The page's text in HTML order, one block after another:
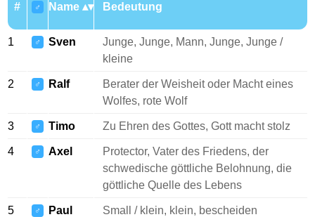
# ♂ Name Bedeutung
1 ♂ Sven
Junge, Junge, Mann, Junge, Junge /
kleine
2 ♂ Ralf
Berater der Weisheit oder Macht eines
Wolfes, rote Wolf
3 ♂ Timo Zu Ehren des Gottes, Gott macht stolz
4 ♂ Axel
Protector, Vater des Friedens, der
schwedische göttliche Belohnung, die
göttliche Quelle des Lebens
5 ♂ Paul Small / klein, klein, bescheiden